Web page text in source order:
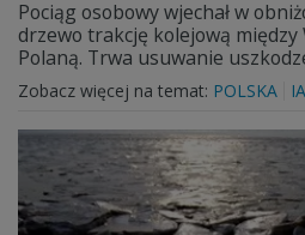
Pociąg osobowy wjechał w
drzewo trakcję kolejową między
Polaną. Trwa usuwanie
Zobacz więcej na temat: POLSKA